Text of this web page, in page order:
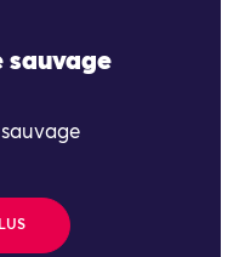
sauvage